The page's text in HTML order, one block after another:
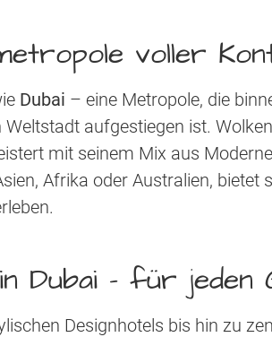
voller
Dubai – eine Metropole, die
aufgestiegen ist.
mit seinem Mix aus
Afrika oder Australien, bietet
Dubai - für jeden
Designhotels bis hin zu